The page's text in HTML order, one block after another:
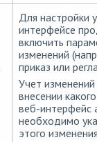
Для настройки
интерфейсе
включить
изменений
приказ или
Учет
внесении
веб-интерфейс
необходимо
этого